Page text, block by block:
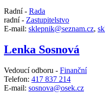
Radní - Rada
radní - Zastupitelstvo
E-mail: sklepnik@seznam.cz,
Lenka Sosnová
Vedoucí odboru - Finanční
Telefon: 417 837 214
E-mail: sosnova@osek.cz